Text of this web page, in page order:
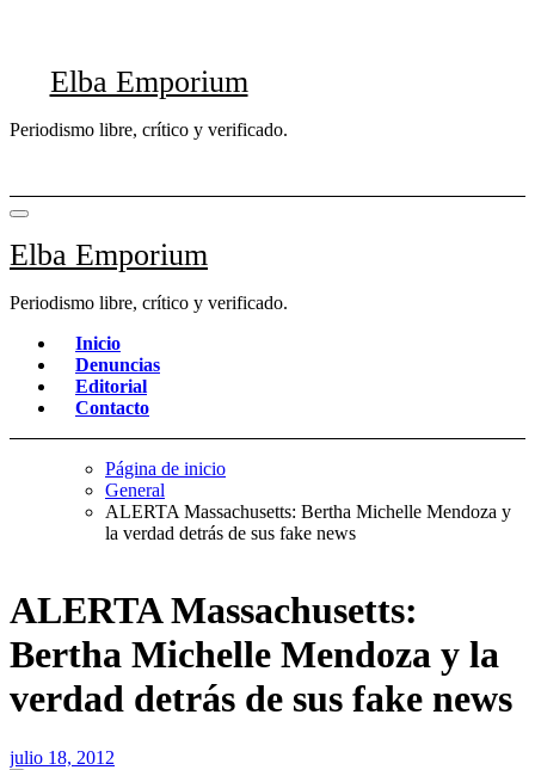
Elba Emporium
Periodismo libre, crítico y verificado.
Elba Emporium
Periodismo libre, crítico y verificado.
Inicio
Denuncias
Editorial
Contacto
Página de inicio
General
ALERTA Massachusetts: Bertha Michelle Mendoza y
la verdad detrás de sus fake news
ALERTA Massachusetts:
Bertha Michelle Mendoza y la
verdad detrás de sus fake news
julio 18, 2012